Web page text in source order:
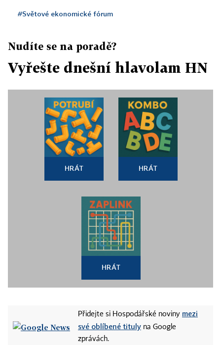
#Světové ekonomické fórum
Nudíte se na poradě?
Vyřešte dnešní hlavolam HN
HRÁT HRÁT
HRÁT
Přidejte si Hospodářské noviny mezi
své oblíbené tituly na Google
zprávách.